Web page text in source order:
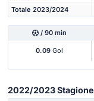
Totale 2023/2024
/ 90 min
0.09 Gol
2022/2023 Stagione